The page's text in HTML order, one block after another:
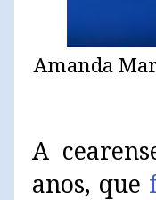
Amanda
A
anos, que